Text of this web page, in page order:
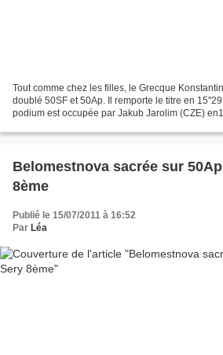
Tout comme chez les filles, le Grecque
doublé 50SF et 50Ap. Il remporte le titre en
podium est occupée par Jakub Jarolim (CZE)
Belomestnova sacrée sur
8ème
Publié le 15/07/2011 à 16:52
Par Léa